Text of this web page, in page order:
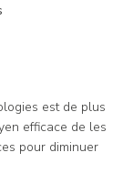
est de plus
efficace de les
pour diminuer